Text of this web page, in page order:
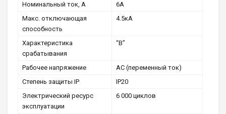
Номинальный ток, А
6А
Макс. отключающая
способность
4.5кА
Характеристика
срабатывания
“B”
Рабочее напряжение
AC (переменный ток)
Степень защиты ІР
ІР20
Электрический ресурс
эксплуатации
6 000 циклов